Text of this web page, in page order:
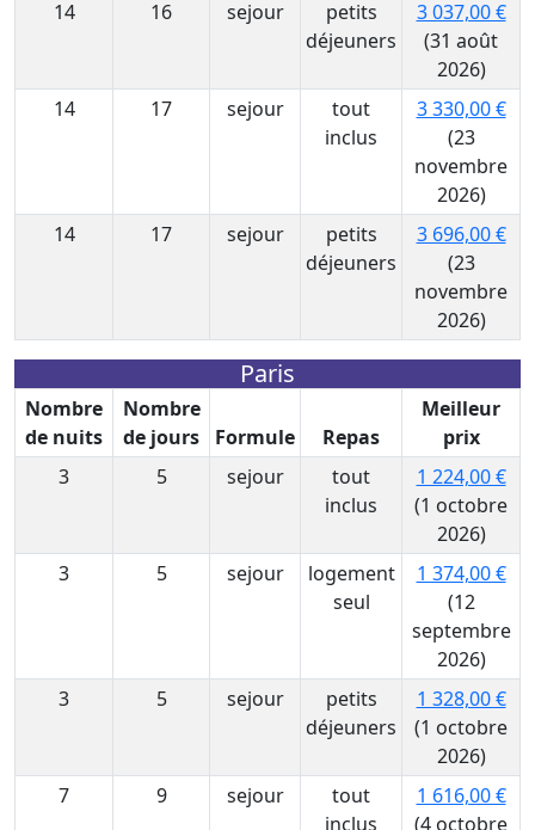
14
16 sejour
petits
déjeuners
3 037,00 €
(31 août
2026)
14
17 sejour
tout
inclus
3 330,00 €
(23
novembre
2026)
14
17 sejour
petits
déjeuners
3 696,00 €
(23
novembre
2026)
Paris
Nombre
de nuits
Nombre
de jours
Formule Repas
Meilleur
prix
3
5 sejour
tout
inclus
1 224,00 €
(1 octobre
2026)
3
5 sejour
logement
seul
1 374,00 €
(12
septembre
2026)
3
5 sejour
petits
déjeuners
1 328,00 €
(1 octobre
2026)
7
9 sejour
tout
inclus
1 616,00 €
(4 octobre